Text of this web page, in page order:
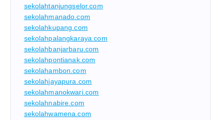
sekolahtanjungselor.com
sekolahmanado.com
sekolahkupang.com
sekolahpalangkaraya.com
sekolahbanjarbaru.com
sekolahpontianak.com
sekolahambon.com
sekolahjayapura.com
sekolahmanokwari.com
sekolahnabire.com
sekolahwamena.com